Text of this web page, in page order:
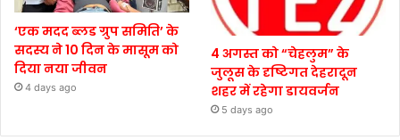
‘एक मदद ब्लड ग्रुप समिति’ के
सदस्य ने 10 दिन के मासूम को
दिया नया जीवन
4 days ago
4 अगस्त को “चेहलुम” के
जुलूस के दृष्टिगत देहरादून
शहर में रहेगा डायवर्जन
5 days ago